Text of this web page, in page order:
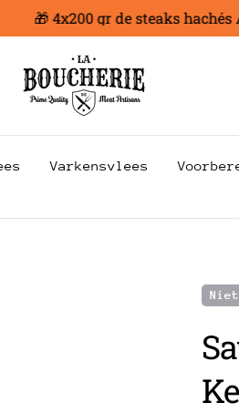
🎁 4x200 gr de steaks hachés
Varkensvlees